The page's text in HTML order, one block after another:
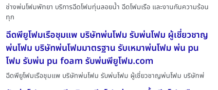
ช่างพ่นโฟมพัทยา บริการฉีดโฟมทุ่นลอยน้ำ ฉีดโฟมเรือ และงานกันความร้อน
ทุก
ฉีดพียูโฟมเรือชุมแพ บริษัทพ่นโฟม รับพ่นโฟม ผู้เชี่ยวชาญ
พ่นโฟม บริษัทพ่นโฟมมาตรฐาน รับเหมาพ่นโฟม พ่น pu
โฟม รับพ่น pu foam รับพ่นพียูโฟม.com
ฉีดพียูโฟมเรือชุมแพ บริษัทพ่นโฟม รับพ่นโฟม ผู้เชี่ยวชาญพ่นโฟม บริษัทพ่